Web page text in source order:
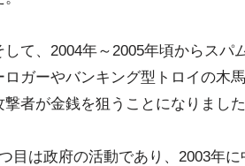
して、2004年～2005年頃からスパ
ロガーやバンキング型トロイの木
撃者が金銭を狙うことになりまし
目は政府の活動であり、2003年